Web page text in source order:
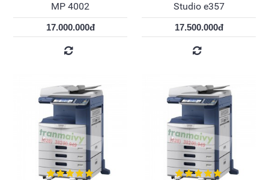
MP 4002
17.000.000đ
Studio e357
17.500.000đ